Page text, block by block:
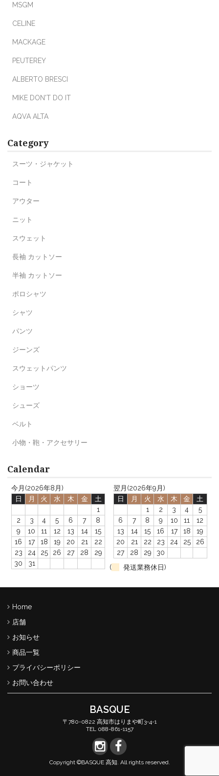
MSGM
CELINE
MACKAGE
PEUTEREY
ALBERTO BRESCI
MIKE DON'T DO IT
AQVA ALTA
Category
スーツ・ジャケット
コート
アウター
ニット
スウェット
長袖 カットソー
半袖 カットソー
ポロシャツ
シャツ
パンツ
ジーンズ
スウェットパンツ
ショーツ
シューズ
ベルト
小物・鞄・アクセサリー
Calendar
今月(2026年8月)
日
月 火 水 木 金
土
1
2
3 4 5 6 7
8
9
10 11 12 13 14
15
16
17 18 19 20 21
22
23
24 25 26 27 28
29
30
31
翌月(2026年9月)
日
月 火 水 木 金
土
1
2 3 4
5
6
7 8 9 10 11
12
13
14 15 16 17 18
19
20
21 22 23 24 25
26
27
28 29
30
(
発送業務休日)
Home
店舗
お知らせ
商品一覧
プライバシーポリシー
お問い合わせ
BASQUE
〒780-0822 高知市はりまや町3-4-1
TEL 088-861-1157
Copyright ©BASQUE 高知. All rights reserved.